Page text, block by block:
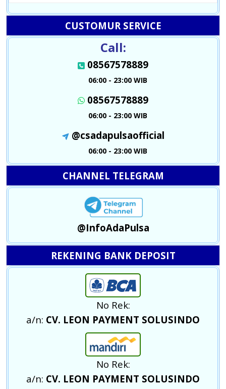
CUSTOMUR SERVICE
Call:
08567578889
06:00 - 23:00 WIB
08567578889
06:00 - 23:00 WIB
@csadapulsaofficial
06:00 - 23:00 WIB
CHANNEL TELEGRAM
@InfoAdaPulsa
REKENING BANK DEPOSIT
No Rek:
a/n: CV. LEON PAYMENT SOLUSINDO
No Rek:
a/n: CV. LEON PAYMENT SOLUSINDO